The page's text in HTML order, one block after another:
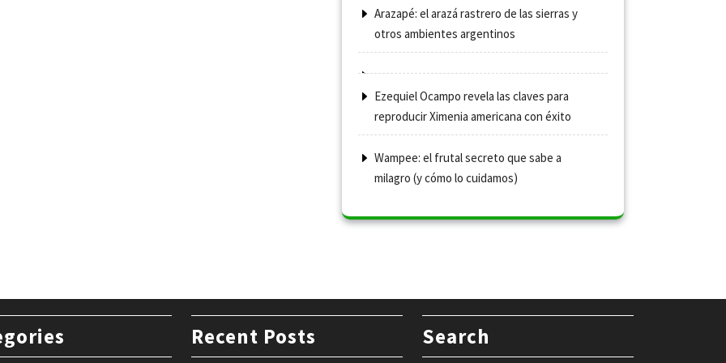
Arazapé: el arazá rastrero de las sierras y
otros ambientes argentinos
Ezequiel Ocampo revela las claves para
reproducir Ximenia americana con éxito
Wampee: el frutal secreto que sabe a
milagro (y cómo lo cuidamos)
Recent Posts Search